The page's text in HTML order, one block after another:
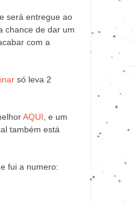
será entregue ao
chance de dar um
com a
só leva 2
AQUI, e um
também está
fui a numero: